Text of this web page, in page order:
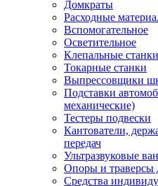
Домкраты
Расходные
Вспомогательное
Осветительное
Клепальные
Токарные станки
Выпрессовщики
Подставки
механические)
Тестеры подвески
Кантователи,
передач
Ультразвуковые
Опоры и траверсы
Средства